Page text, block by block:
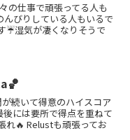
の仕事で頑張ってる人も
びりしている人もいるで
☔湿気が凄くなりそうで
続いて得意のハイスコア
には要所で得点を重ねて
れ🔥 Relustも頑張ってお